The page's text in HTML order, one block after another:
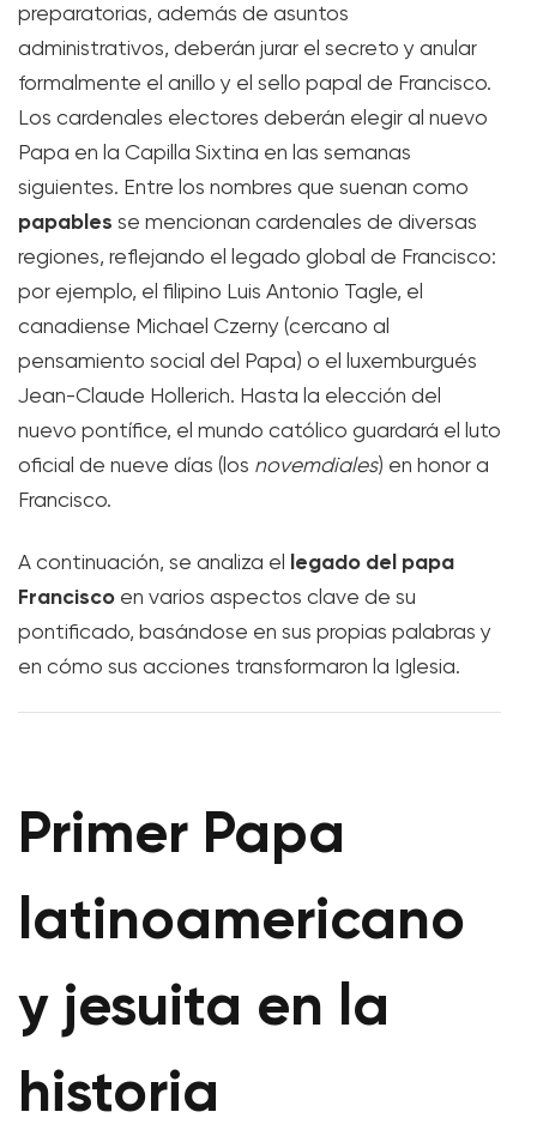
preparatorias, además de asuntos
administrativos, deberán jurar el secreto y anular
formalmente el anillo y el sello papal de Francisco.
Los cardenales electores deberán elegir al nuevo
Papa en la Capilla Sixtina en las semanas
siguientes. Entre los nombres que suenan como
papables se mencionan cardenales de diversas
regiones, reflejando el legado global de Francisco:
por ejemplo, el filipino Luis Antonio Tagle, el
canadiense Michael Czerny (cercano al
pensamiento social del Papa) o el luxemburgués
Jean-Claude Hollerich. Hasta la elección del
nuevo pontífice, el mundo católico guardará el luto
oficial de nueve días (los novemdiales) en honor a
Francisco.
A continuación, se analiza el legado del papa
Francisco en varios aspectos clave de su
pontificado, basándose en sus propias palabras y
en cómo sus acciones transformaron la Iglesia.
Primer Papa
latinoamericano
y jesuita en la
historia